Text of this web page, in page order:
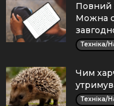
Повний
Можна
Техніка/
Чим
Техніка/